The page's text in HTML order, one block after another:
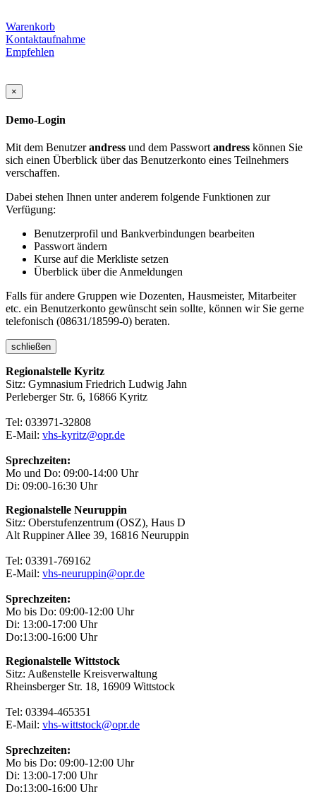
Warenkorb
Kontaktaufnahme
Empfehlen
×
Demo-Login
Mit dem Benutzerandress und dem Passwort andress können Sie
sich einen Überblick über das Benutzerkonto eines Teilnehmers
verschaffen.
Dabei stehen Ihnen unter anderem folgende Funktionen zur
Verfügung:
Benutzerprofil und Bankverbindungen bearbeiten
Passwort ändern
Kurse auf die Merkliste setzen
Überblick über die Anmeldungen
Falls für andere Gruppen wie Dozenten, Hausmeister, Mitarbeiter
etc. ein Benutzerkonto gewünscht sein sollte, können wir Sie gerne
telefonisch (08631/18599-0) beraten.
schließen
Regionalstelle Kyritz
Sitz: Gymnasium Friedrich Ludwig Jahn
Perleberger Str. 6, 16866 Kyritz
Tel: 033971-32808
E-Mail: vhs-kyritz@opr.de
Sprechzeiten:
Mo und Do: 09:00-14:00 Uhr
Di: 09:00-16:30 Uhr
Regionalstelle Neuruppin
Sitz: Oberstufenzentrum (OSZ), Haus D
Alt Ruppiner Allee 39, 16816 Neuruppin
Tel: 03391-769162
E-Mail: vhs-neuruppin@opr.de
Sprechzeiten:
Mo bis Do: 09:00-12:00 Uhr
Di: 13:00-17:00 Uhr
Do:13:00-16:00 Uhr
Regionalstelle Wittstock
Sitz: Außenstelle Kreisverwaltung
Rheinsberger Str. 18, 16909 Wittstock
Tel: 03394-465351
E-Mail: vhs-wittstock@opr.de
Sprechzeiten:
Mo bis Do: 09:00-12:00 Uhr
Di: 13:00-17:00 Uhr
Do:13:00-16:00 Uhr